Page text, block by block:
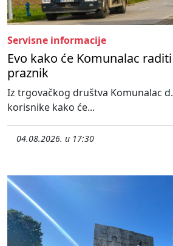
Servisne informacije
Evo kako će Komunalac
praznik
Iz trgovačkog društva Komunalac
korisnike kako će...
04.08.2026. u 17:30